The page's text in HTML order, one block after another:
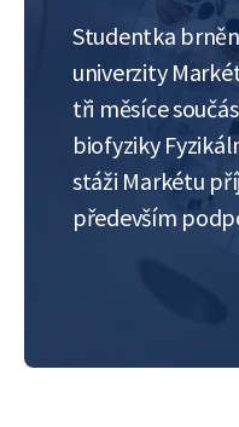
Studentka
univerzity
tři měsíce
biofyziky
stáži Markétu
především
oproti mým
podporující